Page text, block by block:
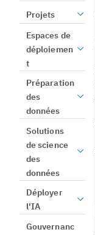
Projets
Espaces de
déploiemen
t
Préparation
des
données
Solutions
de science
des
données
Déployer
l'IA
Gouvernanc